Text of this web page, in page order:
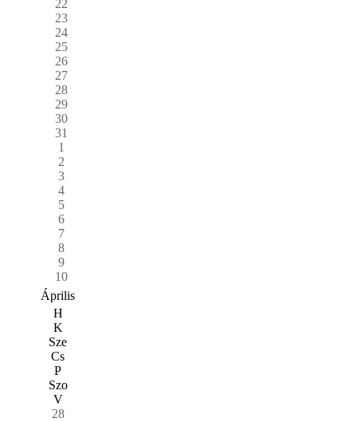
22
23
24
25
26
27
28
29
30
31
1
2
3
4
5
6
7
8
9
10
Április
H
K
Sze
Cs
P
Szo
V
28